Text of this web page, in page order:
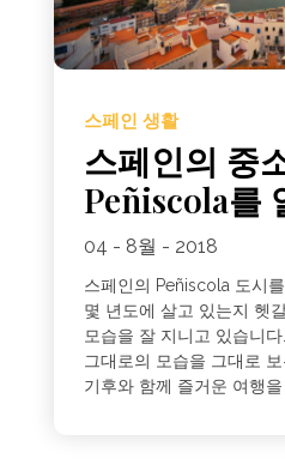
스페인 생활
스페인의 중
Peñiscola를
04 - 8월 - 2018
스페인의 Peñiscola 도시
몇 년도에 살고 있는지 헷
모습을 잘 지니고 있습니
그대로의 모습을 그대로
기후와 함께 즐거운 여행